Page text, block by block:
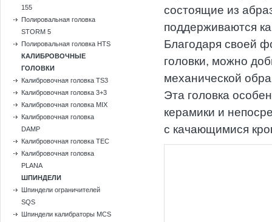
155
Полировальная головка
STORM 5
Полировальная головка HTS
КАЛИБРОВОЧНЫЕ
ГОЛОВКИ
Калибровочная головка TS3
Калибровочная головка 3+3
Калибровочная головка MIX
Калибровочная головка
DAMP
Калибровочная головка TEC
Калибровочная головка
PLANA
ШПИНДЕЛИ
Шпиндели ограничителей
SQS
Шпиндели калибраторы MCS
состоящие из
поддерживаются
Благодаря своей
головки, можно
механической
Эта головка
керамики и
с качающимися